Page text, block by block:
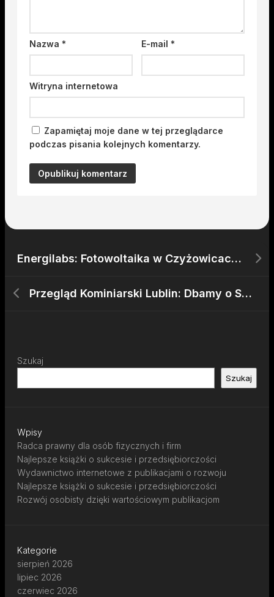
Nazwa * E-mail*
Witryna internetowa
Zapamiętaj moje dane w tej przeglądarce
podczas pisania kolejnych komentarzy.
Energilabs: Fotowoltaika w Czyżowicach – Oszczędzaj z Energią Słoneczną
Przegląd Kominiarski Lublin: Dbamy o Sprawność Instalacji
Szukaj
Szukaj
Wpisy
Radca prawny dla osób fizycznych i firm
Najlepsze książki o sukcesie i przedsiębiorczości
Wydawnictwo internetowe z publikacjami o rozwoju
Najlepsze książki o sukcesie i przedsiębiorczości
Rozwój osobisty dzięki wartościowym publikacjom
Kategorie
sierpień 2026
lipiec 2026
czerwiec 2026